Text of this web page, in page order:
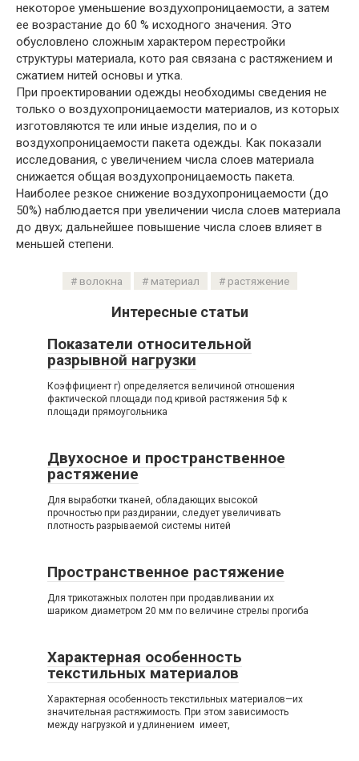
некоторое уменьшение воздухопроницаемости, а затем
ее возрастание до 60 % исходного значения. Это
обусловлено сложным характером перестройки
структуры материала, кото рая связана с растяжением и
сжатием нитей основы и утка.
При проектировании одежды необходимы сведения не
только о воздухопроницаемости материалов, из которых
изготовляются те или иные изделия, по и о
воздухопроницаемости пакета одежды. Как показали
исследования, с увеличением числа слоев материала
снижается общая воздухопроницаемость пакета.
Наиболее резкое снижение воздухопроницаемости (до
50%) наблюдается при увеличении числа слоев материала
до двух; дальнейшее повышение числа слоев влияет в
меньшей степени.
волокна материал растяжение
Интересные статьи
Показатели относительной
разрывной нагрузки
Коэффициент г) определяется величиной отношения
фактической площади под кривой растяжения 5ф к
площади прямоугольника
Двухосное и пространственное
растяжение
Для выработки тканей, обладающих высокой
прочностью при раздирании, следует увеличивать
плотность разрываемой системы нитей
Пространственное растяжение
Для трикотажных полотен при продавливании их
шариком диаметром 20 мм по величине стрелы прогиба
Характерная особенность
текстильных материалов
Характерная особенность текстильных материалов—их
значительная растяжимость. При этом зависимость
между нагрузкой и удлинением имеет,